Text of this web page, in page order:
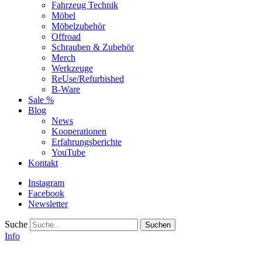
Fahrzeug Technik
Möbel
Möbelzubehör
Offroad
Schrauben & Zubehör
Merch
Werkzeuge
ReUse/Refurbished
B-Ware
Sale %
Blog
News
Kooperationen
Erfahrungsberichte
YouTube
Kontakt
Instagram
Facebook
Newsletter
Suche
Info